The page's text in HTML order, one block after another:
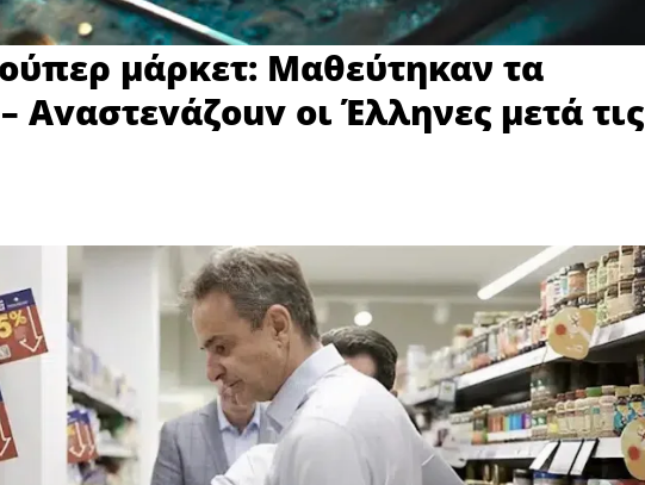
μάρκετ: Μαθεύτηκαν τα
Avαστεvάζouv οι Έλληνες μετά τις